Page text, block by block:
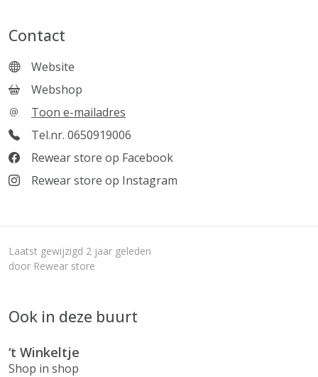
Contact
Website
Webshop
Toon e-mailadres
Tel.nr. 0650919006
Rewear store op Facebook
Rewear store op Instagram
Laatst gewijzigd 2 jaar geleden
door Rewear store
Ook in deze buurt
‘t Winkeltje
Shop in shop